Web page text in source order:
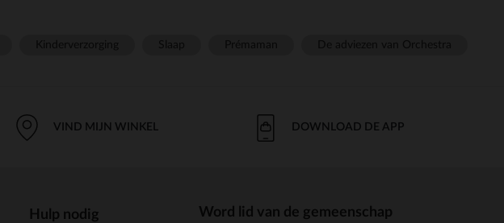
VIND MIJN WINKEL DOWNLOAD DE APP
Hulp nodig Word lid van de gemeenschap